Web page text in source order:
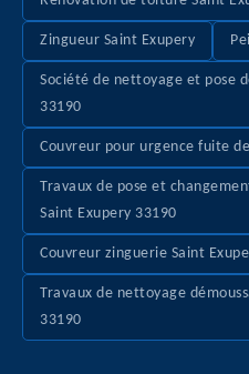
Zingueur Saint Exupery
Société de nettoyage et pose
33190
Couvreur pour urgence fuite
Travaux de pose et
Saint Exupery 33190
Couvreur zinguerie Saint
Travaux de nettoyage
33190